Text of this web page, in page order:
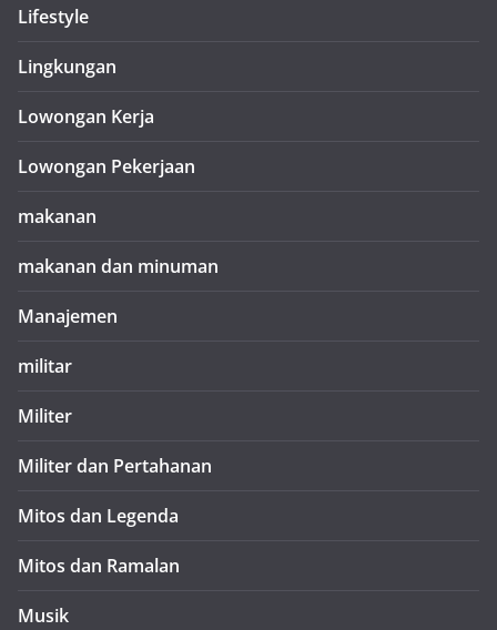
Lifestyle
Lingkungan
Lowongan Kerja
Lowongan Pekerjaan
makanan
makanan dan minuman
Manajemen
militar
Militer
Militer dan Pertahanan
Mitos dan Legenda
Mitos dan Ramalan
Musik